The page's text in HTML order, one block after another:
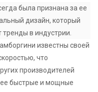
была признана за ее
дизайн, который
тренды в индустрии.
известны своей
что
производителей
быстрые и мощные